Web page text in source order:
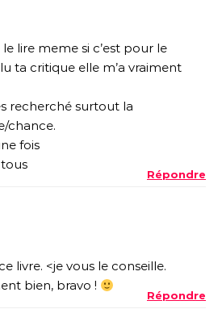
le lire meme si c’est pour le
ta critique elle m’a vraiment
recherché surtout la
chance.
fois
Répondre
livre. <je vous le conseille.
bien, bravo !
Répondre